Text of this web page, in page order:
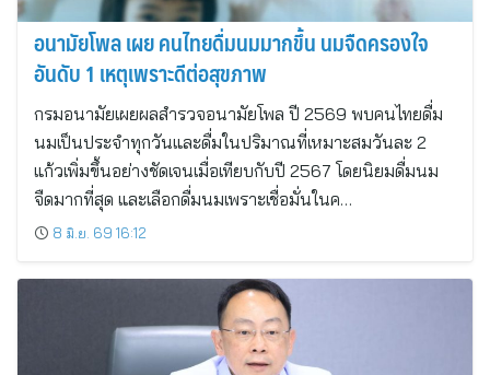
อนามัยโพล เผย คนไทยดื่มนมมากขึ้น นมจืดครองใจ
อันดับ 1 เหตุเพราะดีต่อสุขภาพ
กรมอนามัยเผยผลสำรวจอนามัยโพล ปี 2569 พบคนไทยดื่ม
นมเป็นประจำทุกวันและดื่มในปริมาณที่เหมาะสมวันละ 2
แก้วเพิ่มขึ้นอย่างชัดเจนเมื่อเทียบกับปี 2567 โดยนิยมดื่มนม
จืดมากที่สุด และเลือกดื่มนมเพราะเชื่อมั่นในค…
8 มิ.ย. 69 16:12